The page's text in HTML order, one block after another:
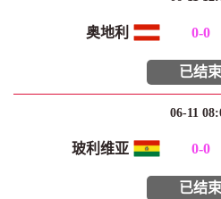
奥地利 0-0
已结束
06-11
玻利维亚 0-0
已结束